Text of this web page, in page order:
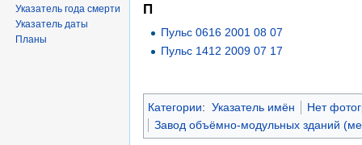
П
Пульс 0616 2001 08 07
Пульс 1412 2009 07 17
Категории: Указатель имён
Нет
Завод объёмно-модульных зданий
Указатель года смерти
Указатель даты
Планы